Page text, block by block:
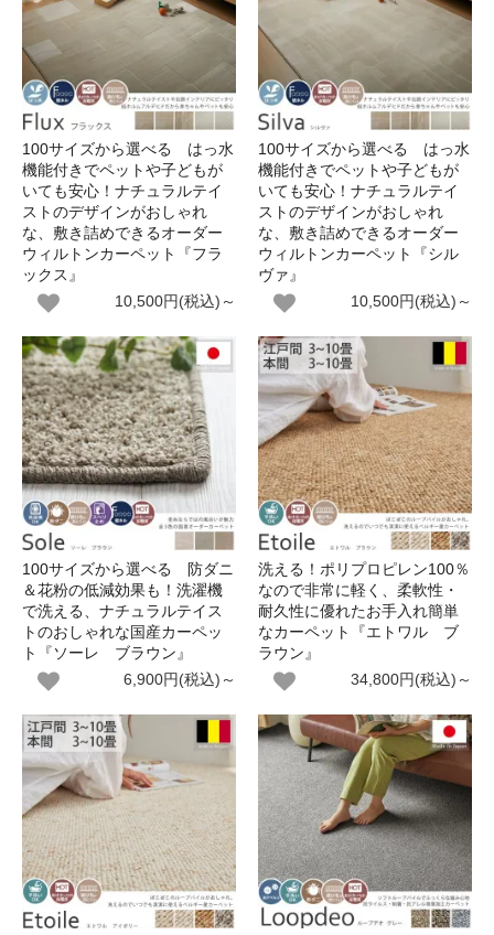
100サイズから選べる はっ水
機能付きでペットや子どもが
いても安心！ナチュラルテイ
ストのデザインがおしゃれ
な、敷き詰めできるオーダー
ウィルトンカーペット『フラ
ックス』
10,500円(税込)～
100サイズから選べる はっ水
機能付きでペットや子どもが
いても安心！ナチュラルテイ
ストのデザインがおしゃれ
な、敷き詰めできるオーダー
ウィルトンカーペット『シル
ヴァ』
10,500円(税込)～
100サイズから選べる 防ダニ
＆花粉の低減効果も！洗濯機
で洗える、ナチュラルテイス
トのおしゃれな国産カーペッ
ト『ソーレ ブラウン』
6,900円(税込)～
洗える！ポリプロピレン100％
なので非常に軽く、柔軟性・
耐久性に優れたお手入れ簡単
なカーペット『エトワル ブ
ラウン』
34,800円(税込)～